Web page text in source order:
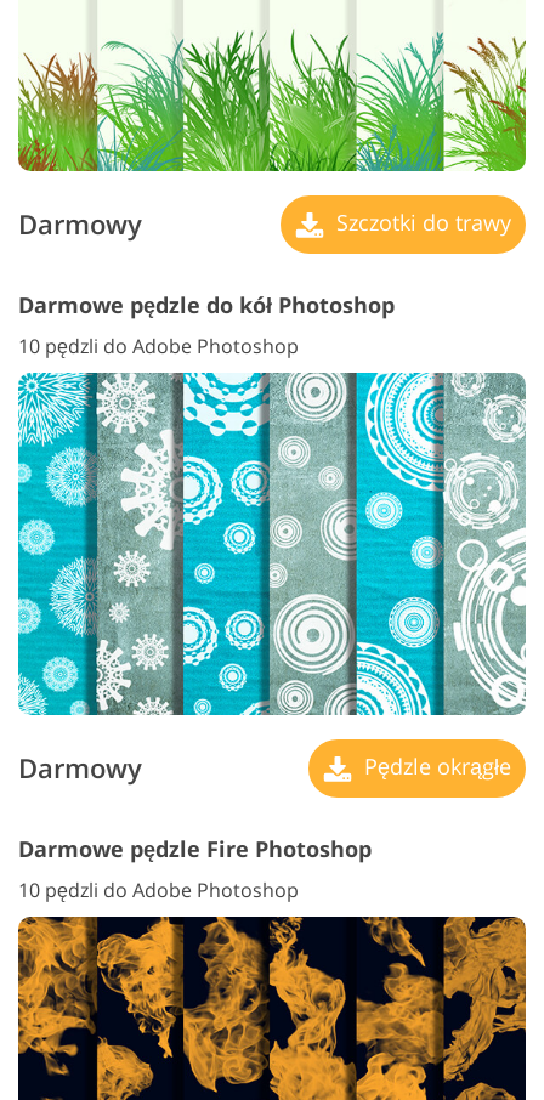
Darmowy Szczotki do trawy
Darmowe pędzle do kół Photoshop
10 pędzli do Adobe Photoshop
Darmowy Pędzle okrągłe
Darmowe pędzle Fire Photoshop
10 pędzli do Adobe Photoshop